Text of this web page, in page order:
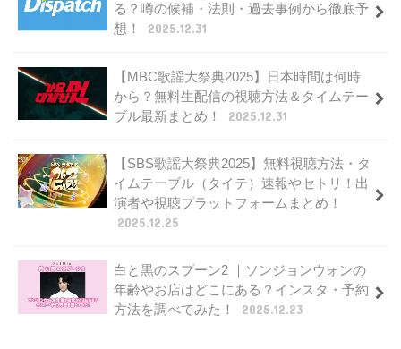
る？噂の候補・法則・過去事例から徹底予
想！
2025.12.31
【MBC歌謡大祭典2025】日本時間は何時
から？無料生配信の視聴方法＆タイムテー
ブル最新まとめ！
2025.12.31
【SBS歌謡大祭典2025】無料視聴方法・タ
イムテーブル（タイテ）速報やセトリ！出
演者や視聴プラットフォームまとめ！
2025.12.25
白と黒のスプーン2 ｜ソンジョンウォンの
年齢やお店はどこにある？インスタ・予約
方法を調べてみた！
2025.12.23